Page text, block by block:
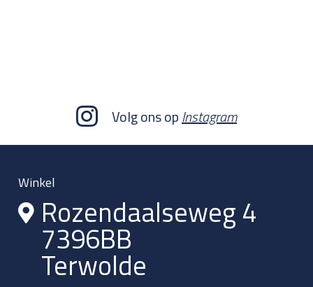
Volg ons opInstagram
Winkel
Rozendaalseweg 4
7396BB
Terwolde